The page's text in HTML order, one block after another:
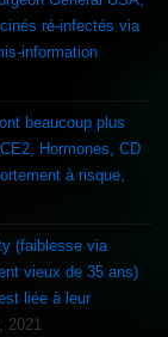
ré-infectés via
information
beaucoup plus
Hormones, CD
à risque,
vieux de 35 ans)
liée à leur
2021